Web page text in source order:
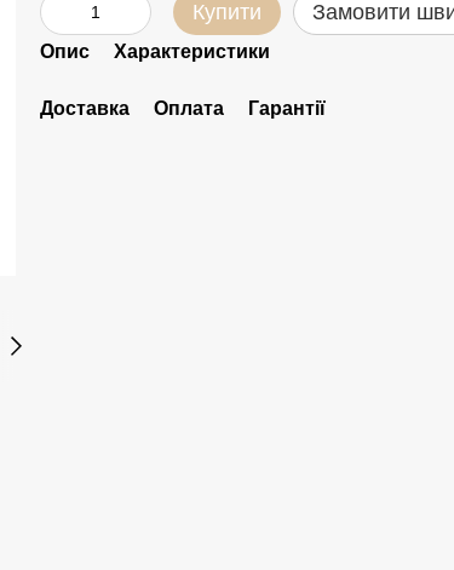
Купити Замовити
Опис Характеристики
Доставка Оплата Гарантії